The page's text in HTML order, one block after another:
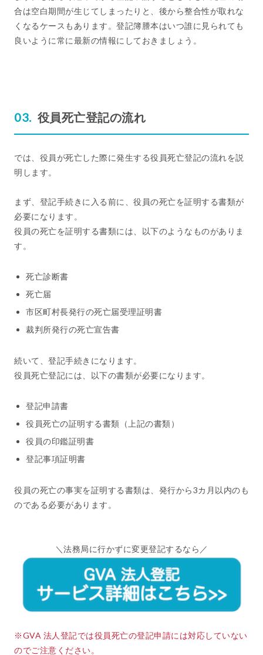
合は空白期間が生じてしまったりと、後から整合性が取れな
くなるケースもあります。登記簿謄本はいつ誰に見られても
良いように常に最新の情報にしておきましょう。
役員死亡登記の流れ
では、役員が死亡した際に発生する役員死亡登記の流れを説
明します。
まず、登記手続きに入る前に、役員の死亡を証明する書類が
必要になります。
役員の死亡を証明する書類には、以下のようなものがありま
す。
死亡診断書
死亡届
市区町村長発行の死亡届受理証明書
裁判所発行の死亡宣告書
続いて、登記手続きになります。
役員死亡登記には、以下の書類が必要になります。
登記申請書
役員死亡の証明する書類（上記の書類）
役員の印鑑証明書
登記事項証明書
役員の死亡の事実を証明する書類は、発行から3カ月以内のも
のである必要があります。
＼法務局に行かずに変更登記するなら／
※GVA 法人登記では役員死亡の登記申請には対応していない
のでご注意ください。